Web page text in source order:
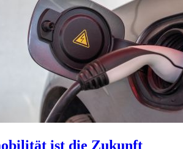
ist die Zukunft